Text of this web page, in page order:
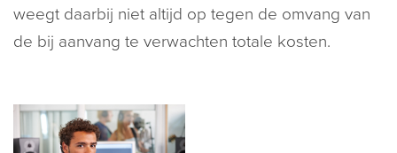
weegt daarbij niet altijd op tegen de omvang van
de bij aanvang te verwachten totale kosten.